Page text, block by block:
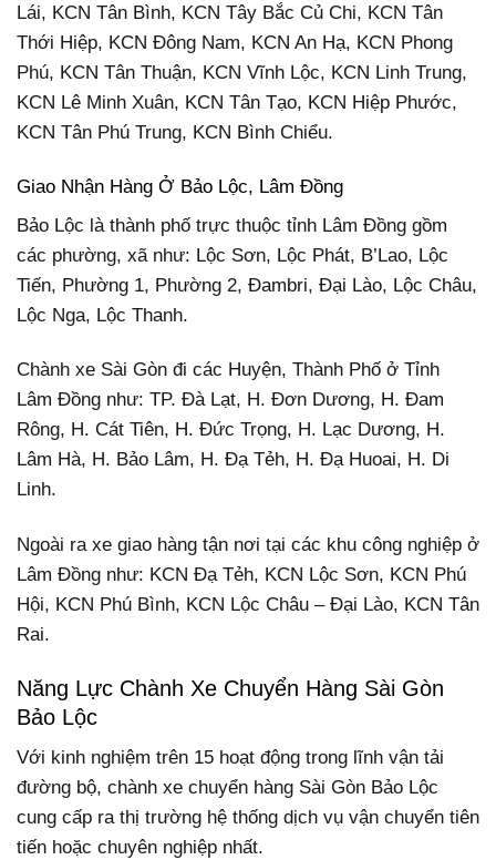
Lái, KCN Tân Bình, KCN Tây Bắc Củ Chi, KCN Tân
Thới Hiệp, KCN Đông Nam, KCN An Hạ, KCN Phong
Phú, KCN Tân Thuận, KCN Vĩnh Lộc, KCN Linh Trung,
KCN Lê Minh Xuân, KCN Tân Tạo, KCN Hiệp Phước,
KCN Tân Phú Trung, KCN Bình Chiểu.
Giao Nhận Hàng Ở Bảo Lộc, Lâm Đồng
Bảo Lộc là thành phố trực thuộc tỉnh Lâm Đồng gồm
các phường, xã như: Lộc Sơn, Lộc Phát, B’Lao, Lộc
Tiến, Phường 1, Phường 2, Đambri, Đại Lào, Lộc Châu,
Lộc Nga, Lộc Thanh.
Chành xe Sài Gòn đi các Huyện, Thành Phố ở Tỉnh
Lâm Đồng như: TP. Đà Lạt, H. Đơn Dương, H. Đam
Rông, H. Cát Tiên, H. Đức Trọng, H. Lạc Dương, H.
Lâm Hà, H. Bảo Lâm, H. Đạ Tẻh, H. Đạ Huoai, H. Di
Linh.
Ngoài ra xe giao hàng tận nơi tại các khu công nghiệp ở
Lâm Đồng như: KCN Đạ Tẻh, KCN Lộc Sơn, KCN Phú
Hội, KCN Phú Bình, KCN Lộc Châu – Đại Lào, KCN Tân
Rai.
Năng Lực Chành Xe Chuyển Hàng Sài Gòn
Bảo Lộc
Với kinh nghiệm trên 15 hoạt động trong lĩnh vận tải
đường bộ, chành xe chuyển hàng Sài Gòn Bảo Lộc
cung cấp ra thị trường hệ thống dịch vụ vận chuyển tiên
tiến hoặc chuyên nghiệp nhất.